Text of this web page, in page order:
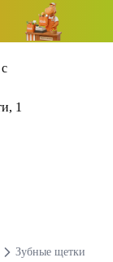
Зубные щетки